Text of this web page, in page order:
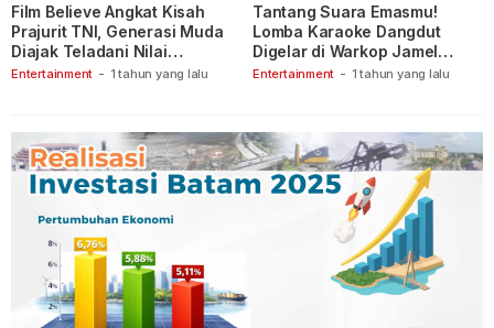
Entertainment - 1 tahun yang lalu
Film Believe Angkat Kisah
Prajurit TNI, Generasi Muda
Diajak Teladani Nilai
Keberanian
Entertainment - 1 tahun yang lalu
Tantang Suara Emasmu!
Lomba Karaoke Dangdut
Digelar di Warkop Jamel
Ganet